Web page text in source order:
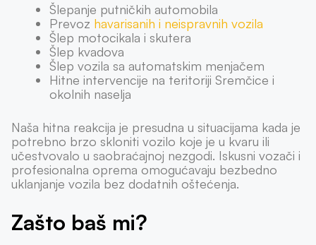
Šlepanje putničkih automobila
Prevoz havarisanih i neispravnih vozila
Šlep motocikala i skutera
Šlep kvadova
Šlep vozila sa automatskim menjačem
Hitne intervencije na teritoriji Sremčice i
okolnih naselja
Naša hitna reakcija je presudna u situacijama kada je
potrebno brzo skloniti vozilo koje je u kvaru ili
učestvovalo u saobraćajnoj nezgodi. Iskusni vozači i
profesionalna oprema omogućavaju bezbedno
uklanjanje vozila bez dodatnih oštećenja.
Zašto baš mi?